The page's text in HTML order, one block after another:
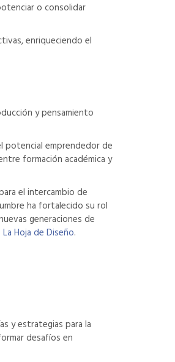
o consolidar
enriqueciendo el
y pensamiento
potencial emprendedor de
formación académica y
el intercambio de
ha fortalecido su rol
generaciones de
La Hoja de Diseño.
y estrategias para la
desafíos en